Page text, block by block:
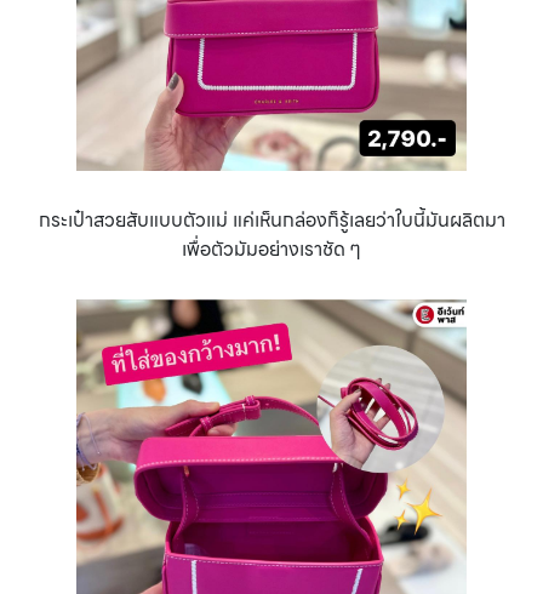
กระเป๋าสวยสับแบบตัวแม่ แค่เห็นกล่องก็รู้เลยว่าใบนี้มันผลิตมา
เพื่อตัวมัมอย่างเราชัด ๆ